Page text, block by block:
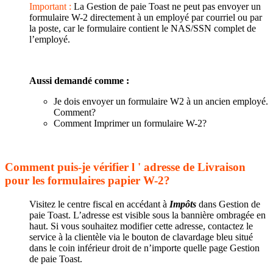
Important : La Gestion de paie Toast ne peut pas envoyer un
formulaire W-2 directement à un employé par courriel ou par
la poste, car le formulaire contient le NAS/SSN complet de
l’employé.
Aussi demandé comme :
Je dois envoyer un formulaire W2 à un ancien employé.
Comment?
Comment Imprimer un formulaire W-2?
Comment puis-je vérifier l ' adresse de Livraison
pour les formulaires papier W-2?
Visitez le centre fiscal en accédant à Impôts dans Gestion de
paie Toast. L’adresse est visible sous la bannière ombragée en
haut. Si vous souhaitez modifier cette adresse, contactez le
service à la clientèle via le bouton de clavardage bleu situé
dans le coin inférieur droit de n’importe quelle page Gestion
de paie Toast.